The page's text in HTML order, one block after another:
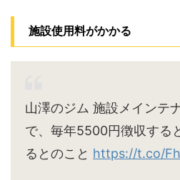
施設使用料がかかる
山澤のジム 施設メインテ
で、毎年5500円徴収する
るとのこと https://t.co/